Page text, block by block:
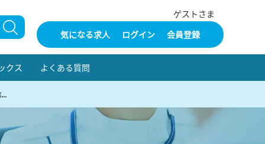
ゲストさま
気になる求人
ログイン 会員登録
クス よくある質問